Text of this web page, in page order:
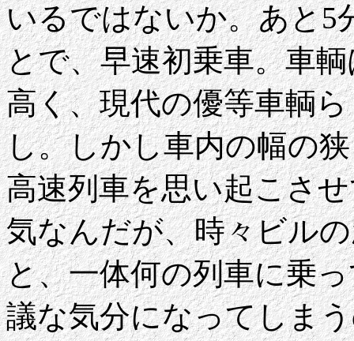
いるではないか。あと5
とで、早速初乗車。車
高く、現代の優等車輌
し。しかし車内の幅の
高速列車を思い起こさ
気なんだが、時々ビル
と、一体何の列車に乗
議な気分になってしま